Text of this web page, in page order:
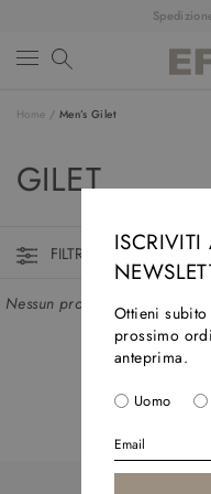
CLOTHINGS
ACCESSORIES
Ottieni subito
prossimo
anteprima.
Uomo
Home / Men’s Gilet
GILET
FILTRI ATTIVI
Nessun prodotto trovato in